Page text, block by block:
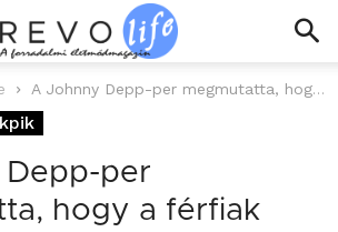
A Johnny Depp-per megmutatta, hogy a férfiak pusztán feláldozható nyersanyagai gyakorlatilag bármilyen...
per
hogy a férfiak